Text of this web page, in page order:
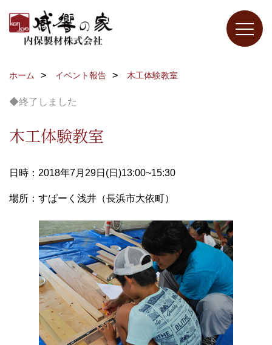
ホーム イベント報告 木工体験教室
◆終了しました
木工体験教室
日時：2018年7月29日(日)13:00~15:30
場所：すぱーく浅井（長浜市大依町）